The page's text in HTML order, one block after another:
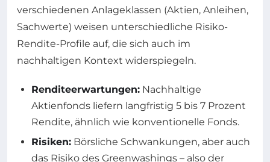
verschiedenen Anlageklassen (Aktien, Anleihen,
Sachwerte) weisen unterschiedliche Risiko-
Rendite-Profile auf, die sich auch im
nachhaltigen Kontext widerspiegeln.
Renditeerwartungen: Nachhaltige
Aktienfonds liefern langfristig 5 bis 7 Prozent
Rendite, ähnlich wie konventionelle Fonds.
Risiken: Börsliche Schwankungen, aber auch
das Risiko des Greenwashings – also der